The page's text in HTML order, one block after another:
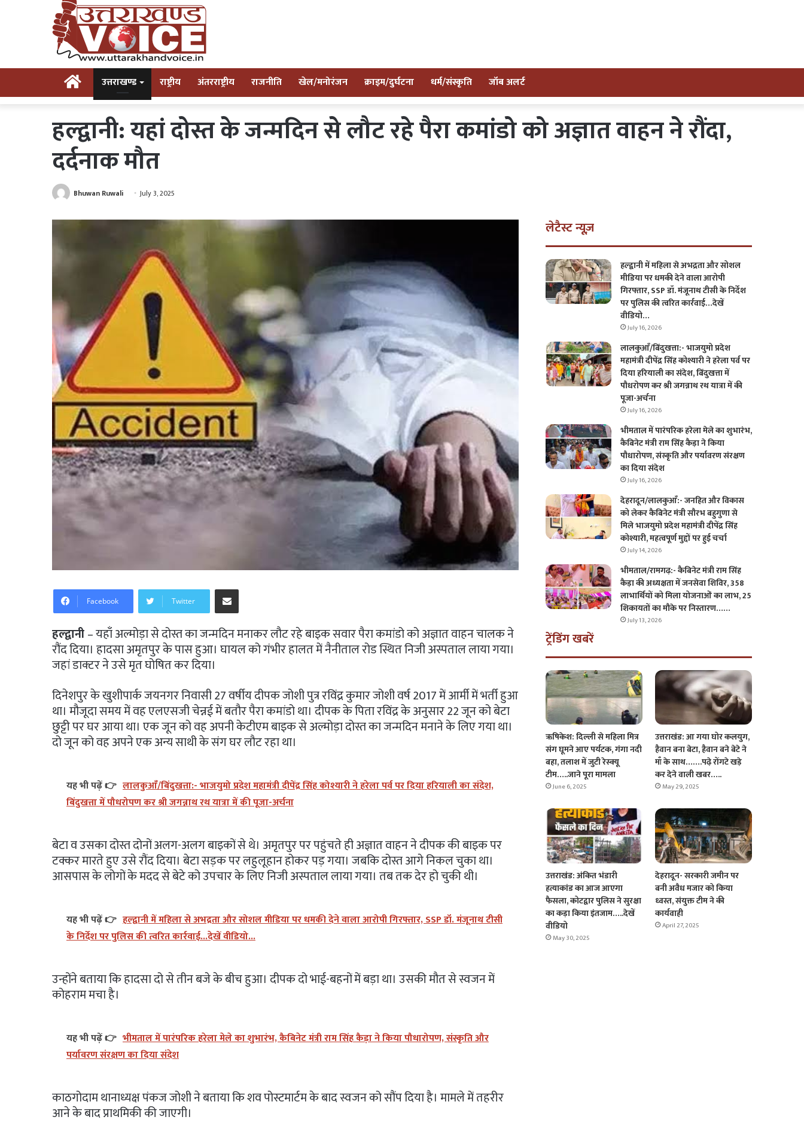
Homeउत्तराखण्ड राष्ट्रीय अंतरराष्ट्रीय राजनीति खेल/मनोरंजन क्राइम/दुर्घटना धर्म/संस्कृति जॉब अलर्ट
हल्द्वानी: यहां दोस्त के जन्मदिन से लौट रहे पैरा कमांडो को अज्ञात वाहन ने रौंदा,
दर्दनाक मौत
Bhuwan Ruwali July 3, 2025
Facebook Twitter
Share via Email
हल्द्वानी– यहाँ अल्मोड़ा से दोस्त का जन्मदिन मनाकर लौट रहे बाइक सवार पैरा कमांडो को अज्ञात वाहन चालक ने
रौंद दिया। हादसा अमृतपुर के पास हुआ। घायल को गंभीर हालत में नैनीताल रोड स्थित निजी अस्पताल लाया गया।
जहां डाक्टर ने उसे मृत घोषित कर दिया।
दिनेशपुर के खुशीपार्क जयनगर निवासी 27 वर्षीय दीपक जोशी पुत्र रविंद्र कुमार जोशी वर्ष 2017 में आर्मी में भर्ती हुआ
था। मौजूदा समय में वह एलएसजी चेन्नई में बतौर पैरा कमांडो था। दीपक के पिता रविंद्र के अनुसार 22 जून को बेटा
छुट्टी पर घर आया था। एक जून को वह अपनी केटीएम बाइक से अल्मोड़ा दोस्त का जन्मदिन मनाने के लिए गया था।
दो जून को वह अपने एक अन्य साथी के संग घर लौट रहा था।
यह भी पढ़ें 👉 लालकुआँ/बिंदुखत्ता:- भाजयुमो प्रदेश महामंत्री दीपेंद्र सिंह कोश्यारी ने हरेला पर्व पर दिया हरियाली का संदेश,
बिंदुखत्ता में पौधरोपण कर श्री जगन्नाथ रथ यात्रा में की पूजा-अर्चना
बेटा व उसका दोस्त दोनों अलग-अलग बाइकों से थे। अमृतपुर पर पहुंचते ही अज्ञात वाहन ने दीपक की बाइक पर
टक्कर मारते हुए उसे रौंद दिया। बेटा सड़क पर लहुलूहान होकर पड़ गया। जबकि दोस्त आगे निकल चुका था।
आसपास के लोगों के मदद से बेटे को उपचार के लिए निजी अस्पताल लाया गया। तब तक देर हो चुकी थी।
यह भी पढ़ें 👉 हल्द्वानी में महिला से अभद्रता और सोशल मीडिया पर धमकी देने वाला आरोपी गिरफ्तार, SSP डॉ. मंजूनाथ टीसी
के निर्देश पर पुलिस की त्वरित कार्रवाई...देखें वीडियो...
उन्होंने बताया कि हादसा दो से तीन बजे के बीच हुआ। दीपक दो भाई-बहनों में बड़ा था। उसकी मौत से स्वजन में
कोहराम मचा है।
यह भी पढ़ें 👉 भीमताल में पारंपरिक हरेला मेले का शुभारंभ, कैबिनेट मंत्री राम सिंह कैड़ा ने किया पौधारोपण, संस्कृति और
पर्यावरण संरक्षण का दिया संदेश
काठगोदाम थानाध्यक्ष पंकज जोशी ने बताया कि शव पोस्टमार्टम के बाद स्वजन को सौंप दिया है। मामले में तहरीर
आने के बाद प्राथमिकी की जाएगी।
लेटैस्ट न्यूज़
हल्द्वानी में महिला से अभद्रता और सोशल
मीडिया पर धमकी देने वाला आरोपी
गिरफ्तार, SSP डॉ. मंजूनाथ टीसी के निर्देश
पर पुलिस की त्वरित कार्रवाई…देखें
वीडियो…
July 16, 2026
लालकुआँ/बिंदुखत्ता:- भाजयुमो प्रदेश
महामंत्री दीपेंद्र सिंह कोश्यारी ने हरेला पर्व पर
दिया हरियाली का संदेश, बिंदुखत्ता में
पौधरोपण कर श्री जगन्नाथ रथ यात्रा में की
पूजा-अर्चना
July 16, 2026
भीमताल में पारंपरिक हरेला मेले का शुभारंभ,
कैबिनेट मंत्री राम सिंह कैड़ा ने किया
पौधारोपण, संस्कृति और पर्यावरण संरक्षण
का दिया संदेश
July 16, 2026
देहरादून/लालकुआँ:- जनहित और विकास
को लेकर कैबिनेट मंत्री सौरभ बहुगुणा से
मिले भाजयुमो प्रदेश महामंत्री दीपेंद्र सिंह
कोश्यारी, महत्वपूर्ण मुद्दों पर हुई चर्चा
July 14, 2026
भीमताल/रामगढ़:- कैबिनेट मंत्री राम सिंह
कैड़ा की अध्यक्षता में जनसेवा शिविर, 358
लाभार्थियों को मिला योजनाओं का लाभ, 25
शिकायतों का मौके पर निस्तारण……
July 13, 2026
ट्रेंडिंग खबरें
ऋषिकेश: दिल्ली से महिला मित्र
संग घूमने आए पर्यटक, गंगा नदी
बहा, तलाश में जुटी रेस्क्यू
टीम…..जाने पूरा मामला
June 6, 2025
उत्तराखंड: आ गया घोर कलयुग,
हैवान बना बेटा, हैवान बने बेटे ने
माँ के साथ…….पढ़े रोंगटे खड़े
कर देने वाली खबर…..
May 29, 2025
उत्तराखंड: अंकित भंडारी
हत्याकांड का आज आएगा
फैसला, कोटद्वार पुलिस ने सुरक्षा
का कड़ा किया इंतजाम…..देखें
वीडियो
May 30, 2025
देहरादून- सरकारी जमीन पर
बनी अवैध मजार को किया
ध्वस्त, संयुक्त टीम ने की
कार्यवाही
April 27, 2025